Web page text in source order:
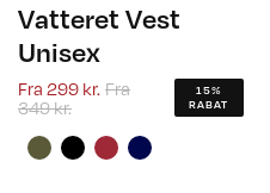
Vatteret Vest
Unisex
Fra 299 kr. Fra
349 kr.
15%
RABAT